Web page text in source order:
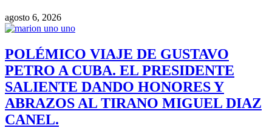
agosto 6, 2026
POLÉMICO VIAJE DE GUSTAVO
PETRO A CUBA. EL PRESIDENTE
SALIENTE DANDO HONORES Y
ABRAZOS AL TIRANO MIGUEL DIAZ
CANEL.